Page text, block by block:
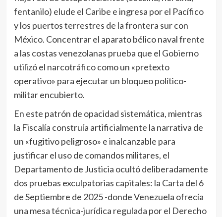
fentanilo) elude el Caribe e ingresa por el Pacífico
y los puertos terrestres de la frontera sur con
México. Concentrar el aparato bélico naval frente
a las costas venezolanas prueba que el Gobierno
utilizó el narcotráfico como un «pretexto
operativo» para ejecutar un bloqueo político-
militar encubierto.
En este patrón de opacidad sistemática, mientras
la Fiscalía construía artificialmente la narrativa de
un «fugitivo peligroso» e inalcanzable para
justificar el uso de comandos militares, el
Departamento de Justicia ocultó deliberadamente
dos pruebas exculpatorias capitales: la Carta del 6
de Septiembre de 2025 -donde Venezuela ofrecía
una mesa técnica-jurídica regulada por el Derecho